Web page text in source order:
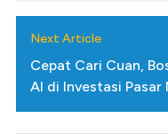
Next Article
Cepat Cari Cuan,
AI di Investasi Pasar